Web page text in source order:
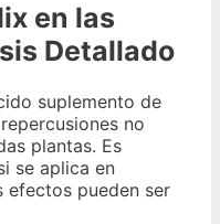
en las
Detallado
suplemento de
no
plantas. Es
se aplica en
efectos pueden ser